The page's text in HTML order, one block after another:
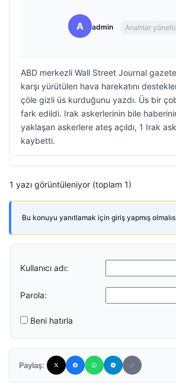
A admin Anahtar
ABD merkezli Wall Street Journal
karşı yürütülen hava harekatını
çöle gizli üs kurduğunu yazdı. Üs bir
fark edildi. Irak askerlerinin bile
yaklaşan askerlere ateş açıldı, 1 Irak
kaybetti.
1 yazı görüntüleniyor (toplam 1)
Bu konuyu yanıtlamak için giriş yapmış
Kullanıcı adı:
Parola:
Beni hatırla
Paylaş: